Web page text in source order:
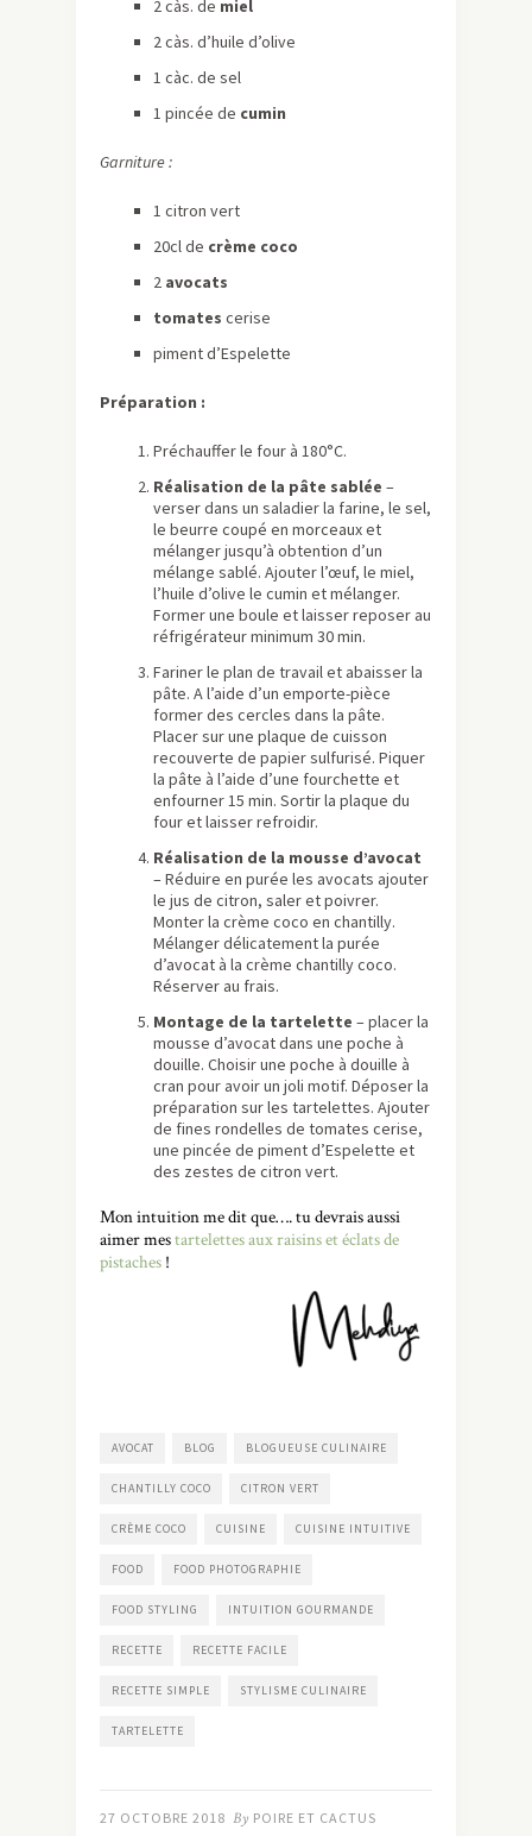
2 càs. de miel
2 càs. d’huile d’olive
1 càc. de sel
1 pincée de cumin
Garniture :
1 citron vert
20cl de crème coco
2 avocats
tomates cerise
piment d’Espelette
Préparation :
Préchauffer le four à 180°C.
Réalisation de la pâte sablée –
verser dans un saladier la farine, le sel,
le beurre coupé en morceaux et
mélanger jusqu’à obtention d’un
mélange sablé. Ajouter l’œuf, le miel,
l’huile d’olive le cumin et mélanger.
Former une boule et laisser reposer au
réfrigérateur minimum 30 min.
Fariner le plan de travail et abaisser la
pâte. A l’aide d’un emporte-pièce
former des cercles dans la pâte.
Placer sur une plaque de cuisson
recouverte de papier sulfurisé. Piquer
la pâte à l’aide d’une fourchette et
enfourner 15 min. Sortir la plaque du
four et laisser refroidir.
Réalisation de la mousse d’avocat
– Réduire en purée les avocats ajouter
le jus de citron, saler et poivrer.
Monter la crème coco en chantilly.
Mélanger délicatement la purée
d’avocat à la crème chantilly coco.
Réserver au frais.
Montage de la tartelette – placer la
mousse d’avocat dans une poche à
douille. Choisir une poche à douille à
cran pour avoir un joli motif. Déposer la
préparation sur les tartelettes. Ajouter
de fines rondelles de tomates cerise,
une pincée de piment d’Espelette et
des zestes de citron vert.
Mon intuition me dit que…. tu devrais aussi
aimer mestartelettes aux raisins et éclats de
pistaches !
AVOCAT BLOG BLOGUEUSE CULINAIRE
CHANTILLY COCO CITRON VERT
CRÈME COCO CUISINE CUISINE INTUITIVE
FOOD FOOD PHOTOGRAPHIE
FOOD STYLING INTUITION GOURMANDE
RECETTE RECETTE FACILE
RECETTE SIMPLE STYLISME CULINAIRE
TARTELETTE
27 OCTOBRE 2018 By POIRE ET CACTUS